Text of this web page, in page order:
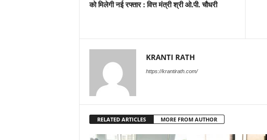
को मिलेगी नई रफ्तार : वित्त मंत्री श्री ओ.पी. चौधरी
KRANTI RATH
https://krantirath.com/
RELATED ARTICLES MORE FROM AUTHOR